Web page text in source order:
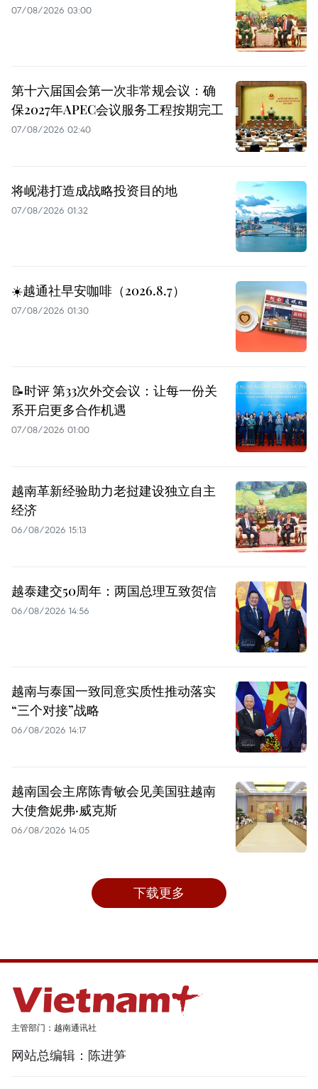
07/08/2026 03:00
第十六届国会第一次非常规会议：确
保2027年APEC会议服务工程按期完工
07/08/2026 02:40
将岘港打造成战略投资目的地
07/08/2026 01:32
☀️越通社早安咖啡（2026.8.7）
07/08/2026 01:30
📝时评 第33次外交会议：让每一份关
系开启更多合作机遇
07/08/2026 01:00
越南革新经验助力老挝建设独立自主
经济
06/08/2026 15:13
越泰建交50周年：两国总理互致贺信
06/08/2026 14:56
越南与泰国一致同意实质性推动落实
“三个对接”战略
06/08/2026 14:17
越南国会主席陈青敏会见美国驻越南
大使詹妮弗·威克斯
06/08/2026 14:05
下载更多
主管部门：越南通讯社
网站总编辑：陈进笋